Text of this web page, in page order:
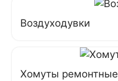
Воздуходувки
Хомуты ремонтные